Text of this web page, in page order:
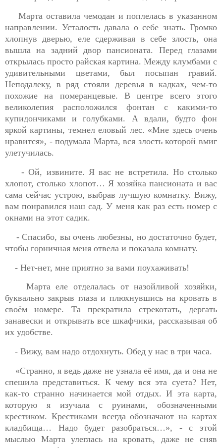
Марта оставила чемодан и поплелась в указанном
направлении. Усталость давала о себе знать. Громко
хлопнув дверью, еле сдерживая в себе злость, она
вышла на задний двор пансионата. Перед глазами
открылась просто райская картина. Между клумбами с
удивительными цветами, был посыпан гравий.
Неподалеку, в ряд стояли деревья в кадках, чем-то
похожие на померанцевые. В центре всего этого
великолепия расположился фонтан с какими-то
купидончиками и голубками. А вдали, будто фон
яркой картины, темнел еловый лес. «Мне здесь очень
нравится», - подумала Марта, вся злость которой вмиг
улетучилась.
- Ой, извините. Я вас не встретила. Но столько
хлопот, столько хлопот… Я хозяйка пансионата и вас
сама сейчас устрою, выбрав лучшую комнатку. Вижу,
вам понравился наш сад. У меня как раз есть номер с
окнами на этот садик.
- Спасибо, вы очень любезны, но достаточно будет,
чтобы горничная меня отвела и показала комнату.
- Нет-нет, мне приятно за вами поухаживать!
Марта еле отделалась от назойливой хозяйки,
буквально закрыв глаза и плюхнувшись на кровать в
своём номере. Та прекратила стрекотать, дергать
занавески и открывать все шкафчики, рассказывая об
их удобстве.
- Вижу, вам надо отдохнуть. Обед у нас в три часа.
«Странно, я ведь даже не узнала её имя, да и она не
спешила представиться. К чему вся эта суета? Нет,
как-то странно начинается мой отдых. И эта карта,
которую я изучала с руинами, обозначенными
крестиком. Крестиками всегда обозначают на картах
кладбища… Надо будет разобраться…», - с этой
мыслью Марта улеглась на кровать, даже не сняв